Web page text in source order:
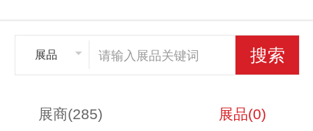
展品
展商(285) 展品(0)